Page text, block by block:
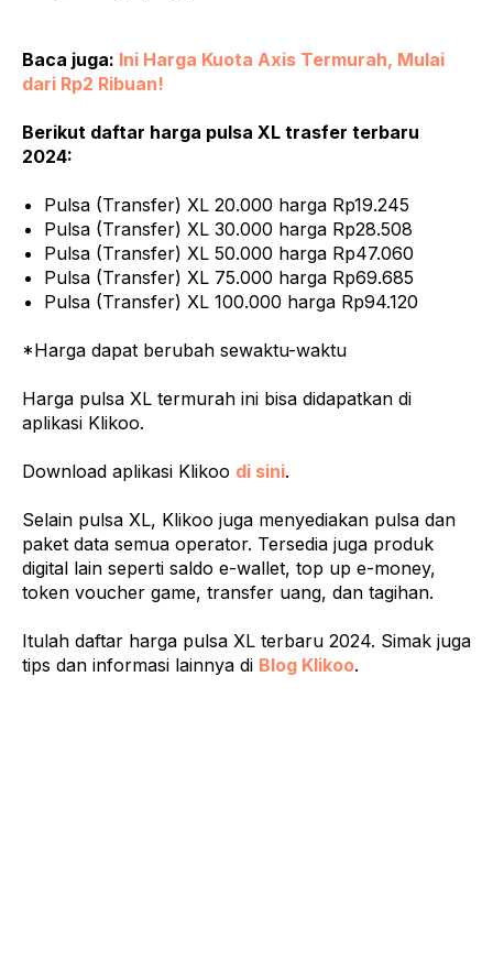
Baca juga: Ini Harga Kuota Axis Termurah, Mulai
dari Rp2 Ribuan!
Berikut daftar harga pulsa XL trasfer terbaru
2024:
Pulsa (Transfer) XL 20.000 harga Rp19.245
Pulsa (Transfer) XL 30.000 harga Rp28.508
Pulsa (Transfer) XL 50.000 harga Rp47.060
Pulsa (Transfer) XL 75.000 harga Rp69.685
Pulsa (Transfer) XL 100.000 harga Rp94.120
*Harga dapat berubah sewaktu-waktu
Harga pulsa XL termurah ini bisa didapatkan di
aplikasi Klikoo.
Download aplikasi Klikoo di sini.
Selain pulsa XL, Klikoo juga menyediakan pulsa dan
paket data semua operator. Tersedia juga produk
digital lain seperti saldo e-wallet, top up e-money,
token voucher game, transfer uang, dan tagihan.
Itulah daftar harga pulsa XL terbaru 2024. Simak juga
tips dan informasi lainnya di Blog Klikoo.